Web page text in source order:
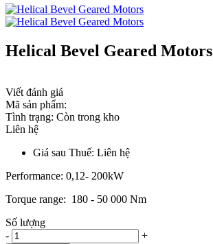
Helical Bevel Geared Motors
Viết đánh giá
Mã sản phẩm:
Tình trạng: Còn trong kho
Liên hệ
Giá sau Thuế: Liên hệ
Performance: 0,12- 200kW
Torque range: 180 - 50 000 Nm
Số lượng
-
+